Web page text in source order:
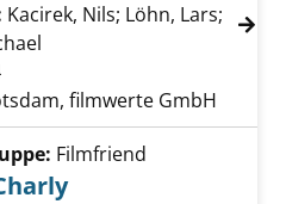
Kacirek, Nils; Löhn, Lars;
filmwerte GmbH
Filmfriend